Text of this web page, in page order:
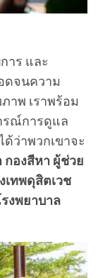
าร และ
ดจนความ
าพ เราพร้อม
รณ์การดูแล
ว่าพวกเขาจะ
องสีหา ผู้ช่วย
ทพดุสิตเวช
งพยาบาล